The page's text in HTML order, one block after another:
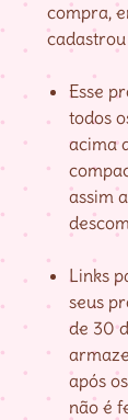
compra,
Esse
todos
acima
assim
Links
seus
de 30
após
não é